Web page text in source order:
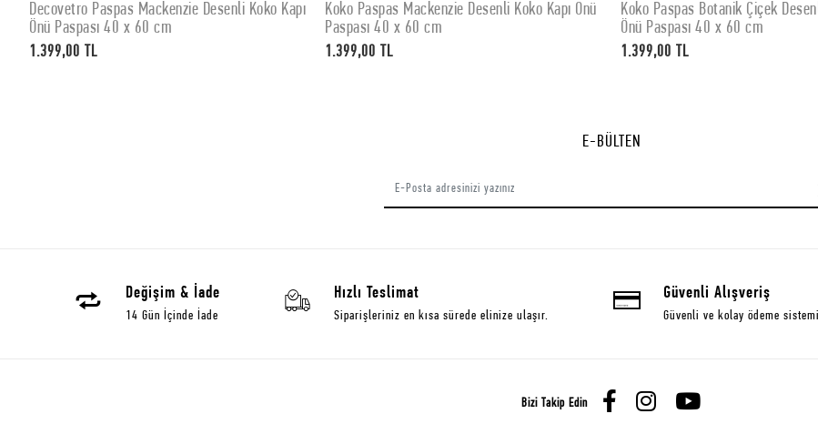
SEPETE EKLE
Decovetro Paspas Mackenzie Desenli Koko Kapı
Önü Paspası 40 x 60 cm
1.399,00 TL
SEPETE EKLE
Koko Paspas Mackenzie Desenli Koko Kapı Önü
Paspası 40 x 60 cm
1.399,00 TL
SEPETE EKLE
Koko Paspas Botanik Çiçek
Önü Paspası 40 x 60 cm
1.399,00 TL
E-BÜLTEN
Değişim & İade
14 Gün İçinde İade
Hızlı Teslimat
Siparişleriniz en kısa sürede elinize ulaşır.
Güvenli Alışveriş
Güvenli ve kolay ödeme sistemi
Bizi Takip Edin